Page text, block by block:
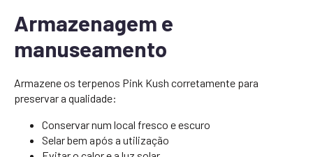
Armazenagem e
manuseamento
Armazene os terpenos Pink Kush corretamente para
preservar a qualidade:
Conservar num local fresco e escuro
Selar bem após a utilização